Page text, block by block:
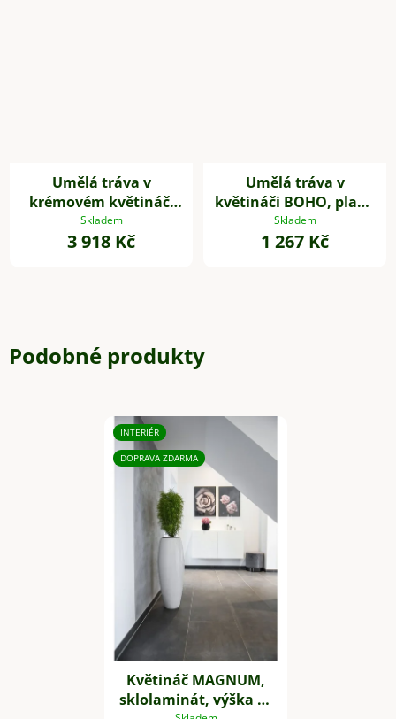
Umělá tráva v
krémovém květináči
PASTO, výška 120 cm,
zelená
Skladem
3 918 Kč
Umělá tráva v
květináči BOHO, plast,
výška 54 cm, béžová
Skladem
1 267 Kč
Podobné produkty
INTERIÉR
DOPRAVA ZDARMA
Květináč MAGNUM,
sklolaminát, výška 80